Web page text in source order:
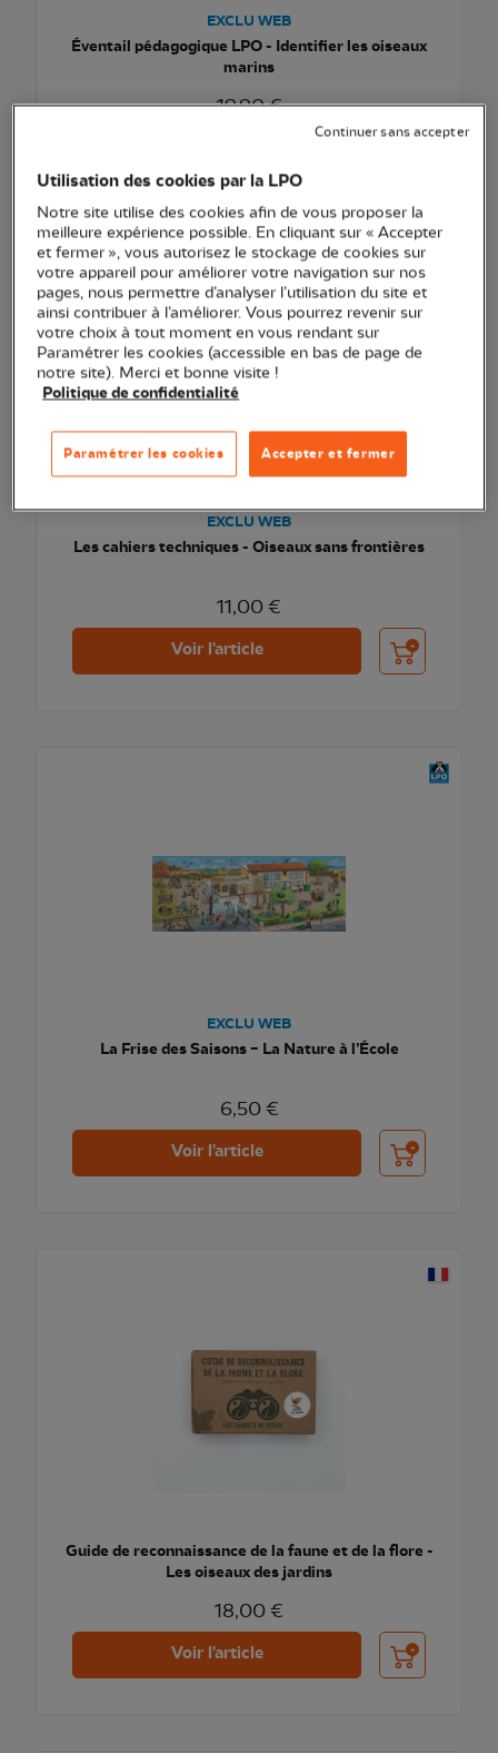
EXCLU WEB
Éventail pédagogique LPO - Identifier les oiseaux
marins
19,90 €
NOUVEAU
EXCLU WEB
Les cahiers techniques - Oiseaux sans frontières
11,00 €
Voir l'article Ajouter au
EXCLU WEB
La Frise des Saisons – La Nature à l’École
6,50 €
Voir l'article Ajouter au
Guide de reconnaissance de la faune et de la flore -
Les oiseaux des jardins
18,00 €
Voir l'article Ajouter au
Utilisation des cookies par la LPO
Notre site utilise des cookies afin de vous proposer la
meilleure expérience possible. En cliquant sur « Accepter
et fermer », vous autorisez le stockage de cookies sur
votre appareil pour améliorer votre navigation sur nos
pages, nous permettre d’analyser l’utilisation du site et
ainsi contribuer à l’améliorer. Vous pourrez revenir sur
votre choix à tout moment en vous rendant sur
Paramétrer les cookies (accessible en bas de page de
notre site). Merci et bonne visite !
Politique de confidentialité
Accepter et fermer
Paramétrer les cookies
Continuer sans accepter